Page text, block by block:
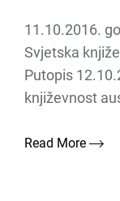
11.10.2016.
Svjetska
Putopis
književnost
Read More